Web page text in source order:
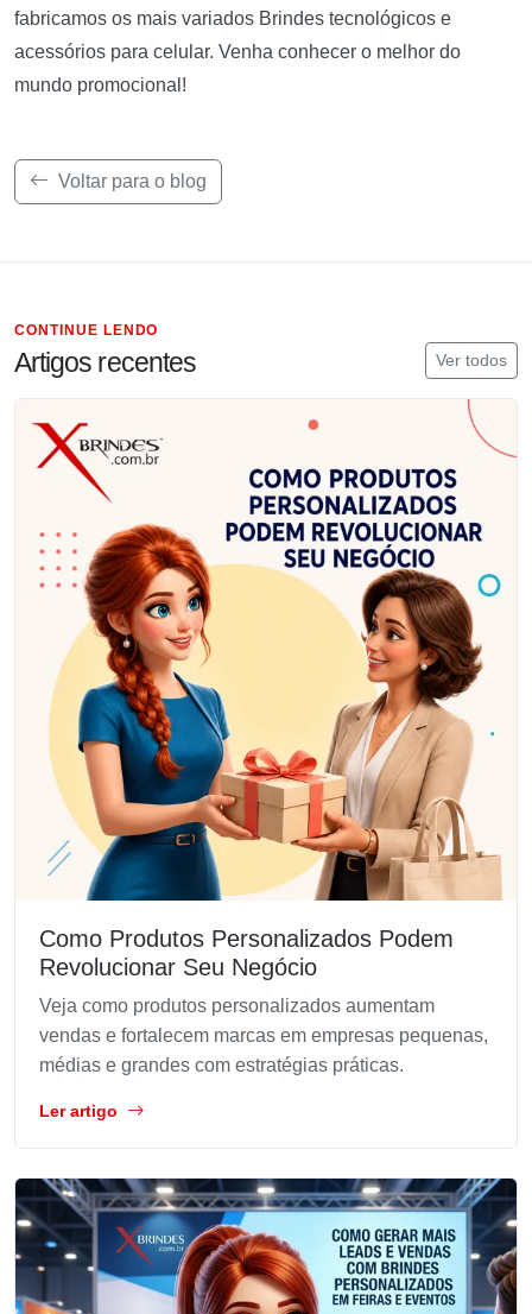
fabricamos os mais variados Brindes tecnológicos e
acessórios para celular. Venha conhecer o melhor do
mundo promocional!
Voltar para o blog
CONTINUE LENDO
Artigos recentes Ver todos
Como Produtos Personalizados Podem
Revolucionar Seu Negócio
Veja como produtos personalizados aumentam
vendas e fortalecem marcas em empresas pequenas,
médias e grandes com estratégias práticas.
Ler artigo